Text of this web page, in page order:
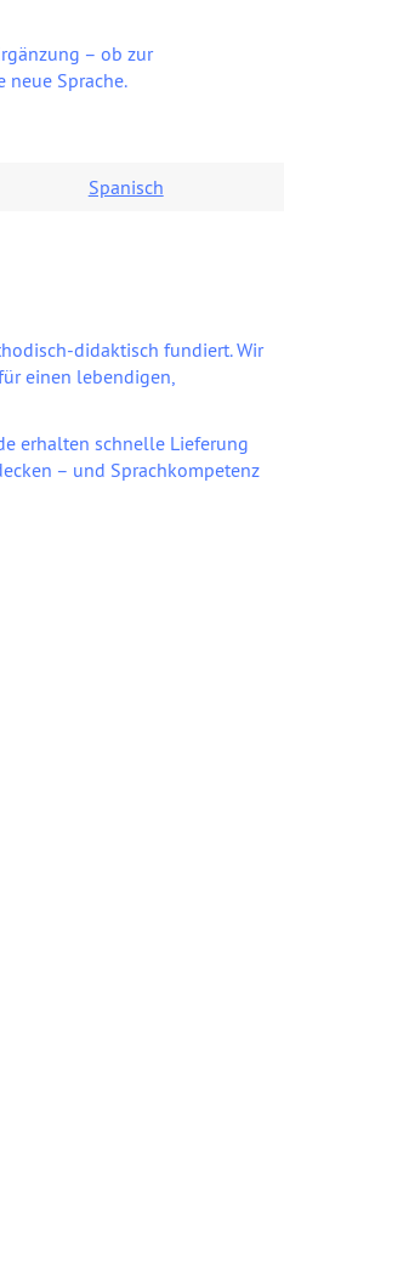
– ob zur
Sprache.
Spanisch
didaktisch fundiert. Wir
einen lebendigen,
erhalten schnelle Lieferung
– und Sprachkompetenz